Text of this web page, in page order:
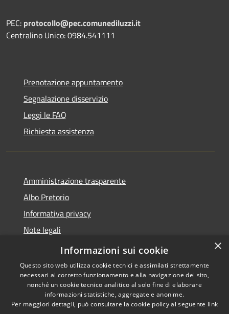
PEC: protocollo@pec.comunediluzzi.it
Centralino Unico: 0984.541111
Prenotazione appuntamento
Segnalazione disservizio
Leggi le FAQ
Richiesta assistenza
Amministrazione trasparente
Albo Pretorio
Informativa privacy
Note legali
Dichiarazione di accessibilità
Accessibilità
Copyright © 2026 • Comune di
Luzzi • Powered by
×
Informazioni sui cookie
Questo sito web utilizza cookie tecnici e assimilati strettamente
necessari al corretto funzionamento e alla navigazione del sito,
nonché un cookie tecnico analitico al solo fine di elaborare
informazioni statistiche, aggregate e anonime.
Per maggiori dettagli, può consultare la cookie policy al seguente link